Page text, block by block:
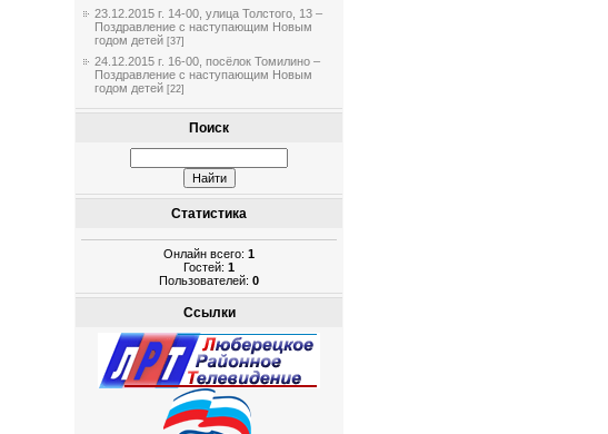
23.12.2015 г. 14-00, улица Толстого, 13 –
Поздравление с наступающим Новым
годом детей [37]
24.12.2015 г. 16-00, посёлок Томилино –
Поздравление с наступающим Новым
годом детей [22]
Поиск
Статистика
Онлайн всего:1
Гостей:1
Пользователей:0
Ссылки